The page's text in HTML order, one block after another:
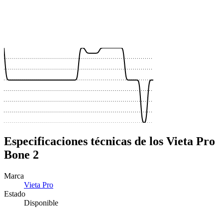
Especificaciones técnicas de los Vieta Pro
Bone 2
Marca
Vieta Pro
Estado
Disponible